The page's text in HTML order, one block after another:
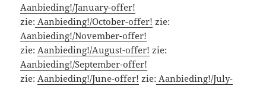
Aanbieding!/January-offer!
zie: Aanbieding!/October-offer! zie:
Aanbieding!/November-offer!
zie:Aanbieding!/August-offer! zie:
Aanbieding!/September-offer!
zie:Aanbieding!/June-offer! zie: Aanbieding!/July-